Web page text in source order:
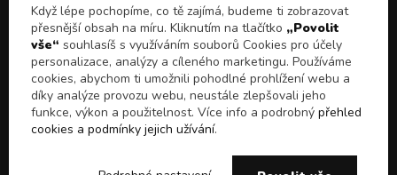
SLEDUJ NÁS!
© 2026 Všechna práva vyhrazena
Když lépe pochopíme, co tě zajímá, budeme ti zobrazovat
přesnější obsah na míru. Kliknutím na tlačítko „Povolit
vše“ souhlasíš s využíváním souborů Cookies pro účely
personalizace, analýzy a cíleného marketingu. Používáme
cookies, abychom ti umožnili pohodlné prohlížení webu a
díky analýze provozu webu, neustále zlepšovali jeho
funkce, výkon a použitelnost. Více info a podrobný přehled
cookies a podmínky jejich užívání.